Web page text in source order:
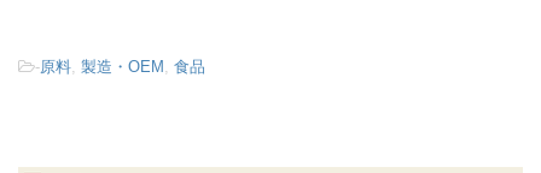
-原料, 製造・OEM , 食品